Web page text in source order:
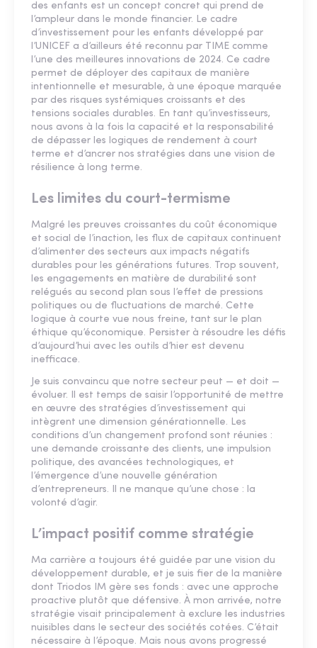
des enfants est un concept concret qui prend de
l’ampleur dans le monde financier. Le cadre
d’investissement pour les enfants développé par
l’UNICEF a d’ailleurs été reconnu par TIME comme
l’une des meilleures innovations de 2024. Ce cadre
permet de déployer des capitaux de manière
intentionnelle et mesurable, à une époque marquée
par des risques systémiques croissants et des
tensions sociales durables. En tant qu’investisseurs,
nous avons à la fois la capacité et la responsabilité
de dépasser les logiques de rendement à court
terme et d’ancrer nos stratégies dans une vision de
résilience à long terme.
Les limites du court-termisme
Malgré les preuves croissantes du coût économique
et social de l’inaction, les flux de capitaux continuent
d’alimenter des secteurs aux impacts négatifs
durables pour les générations futures. Trop souvent,
les engagements en matière de durabilité sont
relégués au second plan sous l’effet de pressions
politiques ou de fluctuations de marché. Cette
logique à courte vue nous freine, tant sur le plan
éthique qu’économique. Persister à résoudre les défis
d’aujourd’hui avec les outils d’hier est devenu
inefficace.
Je suis convaincu que notre secteur peut — et doit —
évoluer. Il est temps de saisir l’opportunité de mettre
en œuvre des stratégies d’investissement qui
intègrent une dimension générationnelle. Les
conditions d’un changement profond sont réunies :
une demande croissante des clients, une impulsion
politique, des avancées technologiques, et
l’émergence d’une nouvelle génération
d’entrepreneurs. Il ne manque qu’une chose : la
volonté d’agir.
L’impact positif comme stratégie
Ma carrière a toujours été guidée par une vision du
développement durable, et je suis fier de la manière
dont Triodos IM gère ses fonds : avec une approche
proactive plutôt que défensive. À mon arrivée, notre
stratégie visait principalement à exclure les industries
nuisibles dans le secteur des sociétés cotées. C’était
nécessaire à l’époque. Mais nous avons progressé